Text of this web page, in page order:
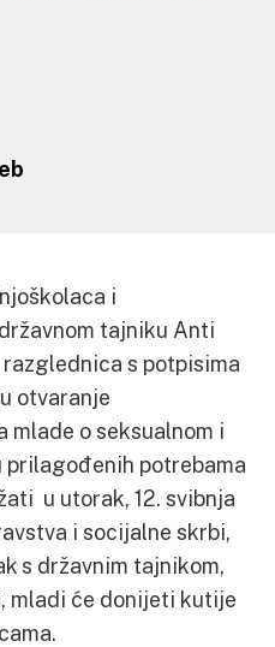
i
tajniku Anti
s potpisima
otvaranje
o seksualnom i
potrebama
u utorak, 12. svibnja
i socijalne skrbi,
s državnim tajnikom,
mladi će donijeti kutije